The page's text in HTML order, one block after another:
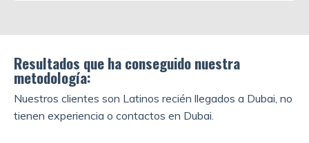
Resultados que ha conseguido nuestra
metodología:
Nuestros clientes son Latinos recién llegados a Dubai, no
tienen experiencia o contactos en Dubai.